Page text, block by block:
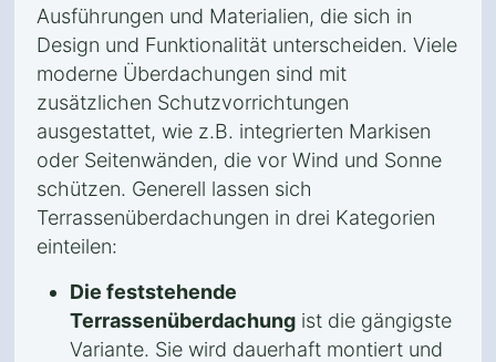
Ausführungen und Materialien, die sich in
Design und Funktionalität unterscheiden. Viele
moderne Überdachungen sind mit
zusätzlichen Schutzvorrichtungen
ausgestattet, wie z.B. integrierten Markisen
oder Seitenwänden, die vor Wind und Sonne
schützen. Generell lassen sich
Terrassenüberdachungen in drei Kategorien
einteilen:
Die feststehende
Terrassenüberdachung ist die gängigste
Variante. Sie wird dauerhaft montiert und